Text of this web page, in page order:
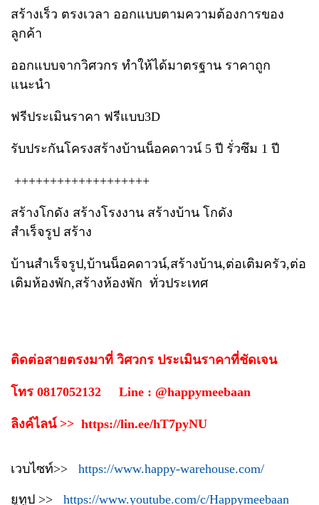
สร้างเร็ว ตรงเวลา ออกแบบตามความต้องการของ
ลูกค้า
ออกแบบจากวิศวกร ทำให้ได้มาตรฐาน ราคาถูก
แนะนำ
ฟรีประเมินราคา ฟรีแบบ3D
รับประกันโครงสร้างบ้านน็อคดาวน์ 5 ปี รั่วซึม 1 ปี
+++++++++++++++++++
สร้างโกดัง สร้างโรงงาน สร้างบ้าน โกดัง
สำเร็จรูป สร้าง
บ้านสำเร็จรูป,บ้านน็อคดาวน์,สร้างบ้าน,ต่อเติมครัว,ต่อ
เติมห้องพัก,สร้างห้องพัก ทั่วประเทศ
ติดต่อสายตรงมาที่ วิศวกร ประเมินราคาที่ชัดเจน
โทร 0817052132 Line : @happymeebaan
ลิงค์ไลน์ >> https://lin.ee/hT7pyNU
เวบไซท์>> https://www.happy-warehouse.com/
ยูทูป >> https://www.youtube.com/c/Happymeebaan